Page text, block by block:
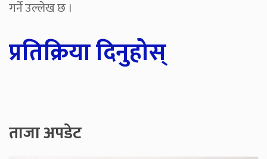
गर्ने उल्लेख छ ।
प्रतिक्रिया दिनुहोस्
ताजा अपडेट